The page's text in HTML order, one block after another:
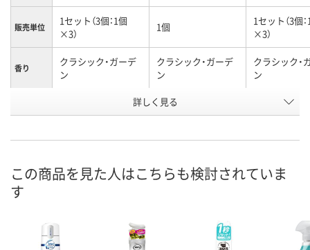
販売単位
1セット（3個：1個
×3）
1個
1セット（3個
×3）
香り
クラシック・ガーデ
ン
クラシック・ガーデ
ン
クラシック・
ン
付替
号
お届け日
詳しく見る
この商品を見た人はこちらも検討されていま
す